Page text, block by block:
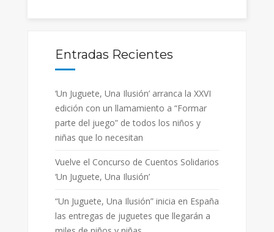
Entradas Recientes
‘Un Juguete, Una Ilusión’ arranca la XXVI
edición con un llamamiento a “Formar
parte del juego” de todos los niños y
niñas que lo necesitan
Vuelve el Concurso de Cuentos Solidarios
‘Un Juguete, Una Ilusión’
“Un Juguete, Una Ilusión” inicia en España
las entregas de juguetes que llegarán a